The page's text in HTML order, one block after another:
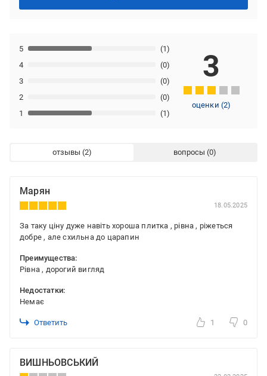
1 (1)
2 (0)
3 (0)
4 (0)
5 (1)
3
оценки(2)
отзывы вопросы
Марян
18.05.2025
За таку ціну дуже навіть хороша плитка , рівна , ріжеться
добре , але схильна до царапин
Преимущества:
Рівна , дорогий вигляд
Недостатки:
Немає
Ответить 1 0
ВИШНЬОВСЬКИЙ